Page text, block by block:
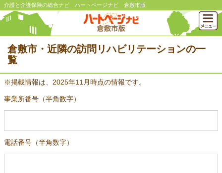
介護と介護保険の総合ナビ ハートページナビ 倉敷市版
倉敷市・近隣の訪問リハビリテーションの一
覧
※掲載情報は、2025年11月時点の情報です。
事業所番号（半角数字）
電話番号（半角数字）